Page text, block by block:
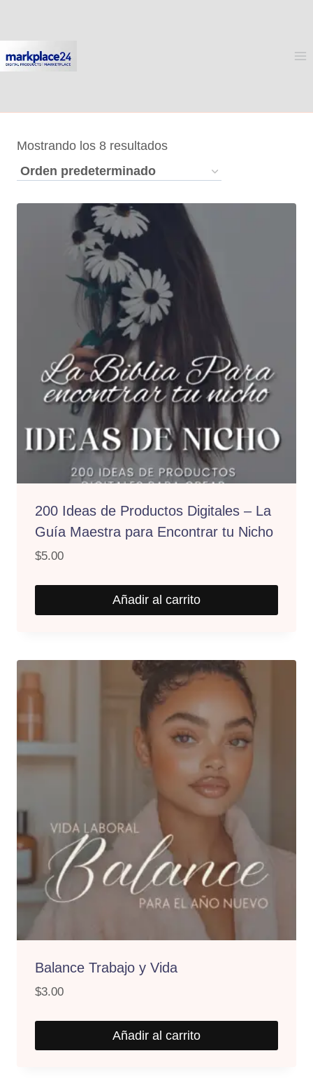
contenido
Mostrando los 8 resultados
200 Ideas de Productos Digitales – La
Guía Maestra para Encontrar tu Nicho
$5.00
Añadir al carrito
Balance Trabajo y Vida
$3.00
Añadir al carrito